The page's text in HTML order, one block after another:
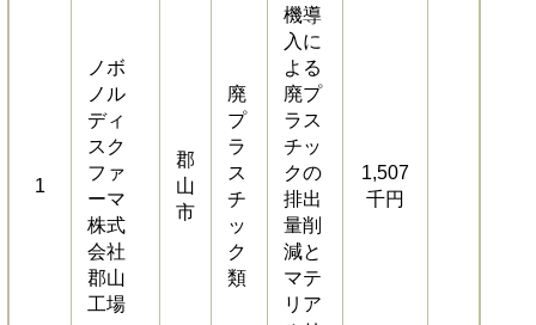
1
​ノボ
ノル
ディ
スク
ファ
ーマ
株式
会社
郡山
工場
郡
山
市
廃
プ
ラ
ス
チ
ッ
ク
類
機導
入に
よる
廃プ
ラス
チッ
クの
排出
量削
減と
マテ
リア
1,507
千円